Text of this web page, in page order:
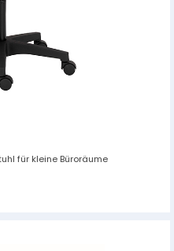
für kleine Büroräume